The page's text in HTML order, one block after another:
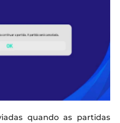
quando as partidas